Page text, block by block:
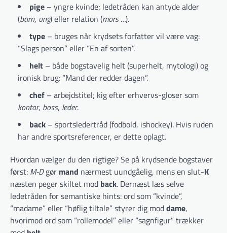
pige – yngre kvinde; ledetråden kan antyde alder
(barn, ung) eller relation (mors …).
type – bruges når krydsets forfatter vil være vag:
“Slags person” eller “En af sorten”.
helt – både bogstavelig helt (superhelt, mytologi) og
ironisk brug: “Mand der redder dagen”.
chef – arbejdstitel; kig efter erhvervs-gloser som
kontor, boss, leder.
back – sportsledertråd (fodbold, ishockey). Hvis ruden
har andre sportsreferencer, er dette oplagt.
Hvordan vælger du den rigtige? Se på krydsende bogstaver
først: M-Dgør mand nærmest uundgåelig, mens en slut-K
næsten peger skiltet mod back. Dernæst læs selve
ledetråden for semantiske hints: ord som “kvinde”,
“madame” eller “høflig tiltale” styrer dig moddame,
hvorimod ord som “rollemodel” eller “sagnfigur” trækker